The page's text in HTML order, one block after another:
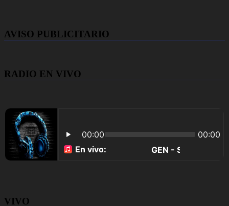
AVISO PUBLICITARIO
RADIO EN VIVO
VIVO